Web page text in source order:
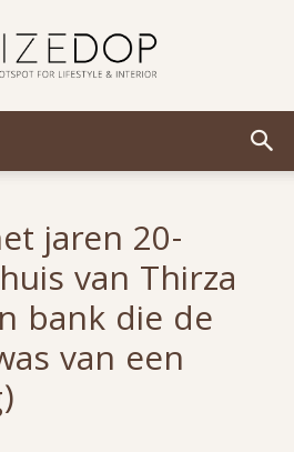
jaren 20-
van Thirza
bank die de
van een